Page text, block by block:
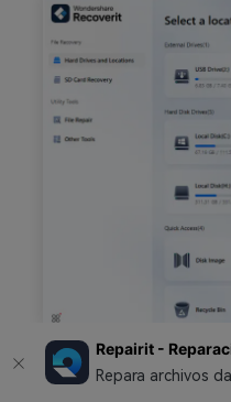
Repairit -
Repara archivos
El proceso de
automáticamente. Si